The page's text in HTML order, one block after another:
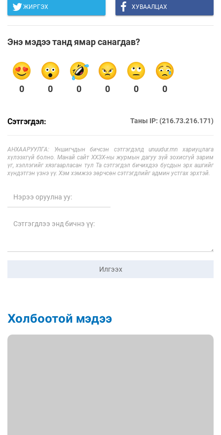
ЖИРГЭХ ХУВААЛЦАХ
Энэ мэдээ танд ямар санагдав?
0 0 0 0 0 0
Сэтгэгдэл: Таны IP: (216.73.216.171)
АНХААРУУЛГА: Уншигчдын бичсэн сэтгэгдэлд unuudur.mn хариуцлага
хүлээхгүй болно. Манай сайт ХХЗХ-ны журмын дагуу зүй зохисгүй зарим
үг, хэллэгийг хязгаарласан тул Та сэтгэгдэл бичихдээ бусдын эрх ашгийг
хүндэтгэн үзнэ үү. Хэм хэмжээ зөрчсөн сэтгэгдлийг админ устгах эрхтэй.
Илгээх
Холбоотой мэдээ